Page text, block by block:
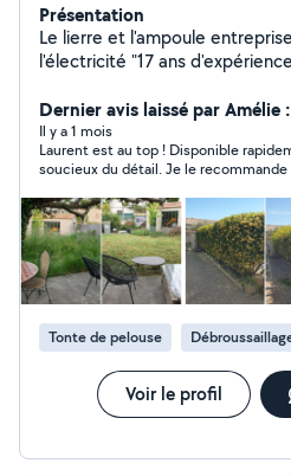
Présentation
Le lierre et l'ampoule
l'électricité "17 ans
devis
Dernier avis laissé par Amélie
Il y a 1 mois
Laurent est au top ! Disponible
soucieux du détail. Je le
Tonte de pelouse
Voir le profil